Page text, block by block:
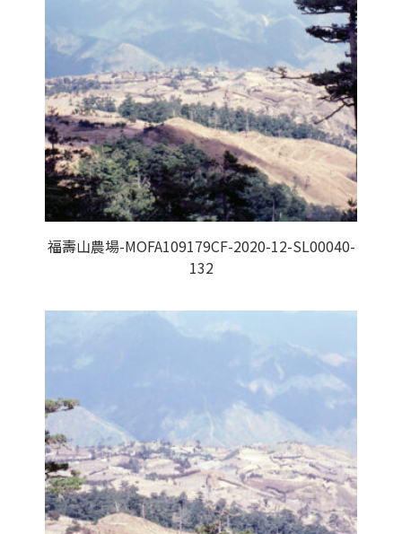
福壽山農場-MOFA109179CF-2020-12-SL00040-
132